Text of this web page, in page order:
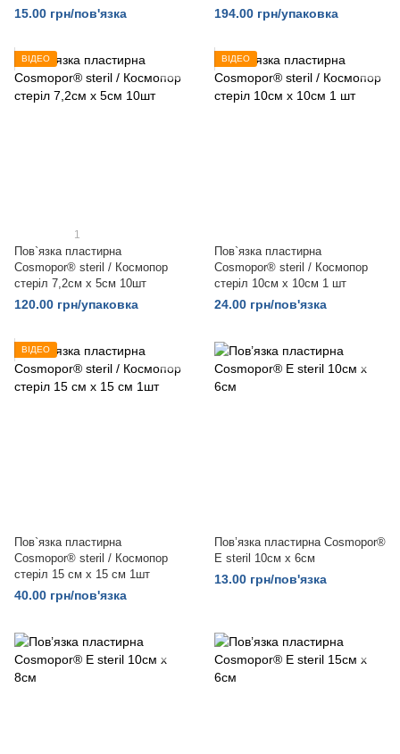
15.00 грн/пов'язка 194.00 грн/упаковка
ВІДЕО
1
Пов`язка пластирна
Cosmopor® steril / Космопор
стеріл 7,2см х 5см 10шт
120.00 грн/упаковка
ВІДЕО
Пов`язка пластирна
Cosmopor® steril / Космопор
стеріл 10см х 10см 1 шт
24.00 грн/пов'язка
ВІДЕО
Пов`язка пластирна
Cosmopor® steril / Космопор
стеріл 15 см х 15 см 1шт
40.00 грн/пов'язка
Пов’язка пластирна Cosmopor®
E steril 10см х 6см
13.00 грн/пов'язка